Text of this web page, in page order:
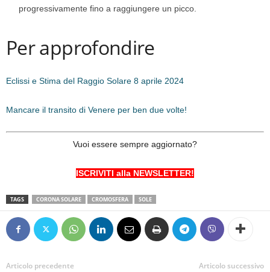
progressivamente fino a raggiungere un picco.
Per approfondire
Eclissi e Stima del Raggio Solare 8 aprile 2024
Mancare il transito di Venere per ben due volte!
Vuoi essere sempre aggiornato?
ISCRIVITI alla NEWSLETTER!
TAGS CORONA SOLARE CROMOSFERA SOLE
Articolo precedente Articolo successivo